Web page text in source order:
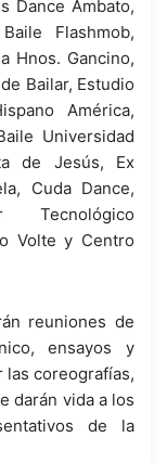
Dance Ambato,
Flashmob,
Hnos. Gancino,
Bailar, Estudio
América,
Universidad
de Jesús, Ex
Cuda Dance,
Tecnológico
Volte y Centro
reuniones de
ensayos y
coreografías,
darán vida a los
de la